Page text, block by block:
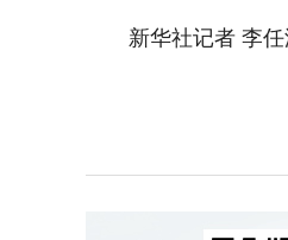
新华社记者 李任